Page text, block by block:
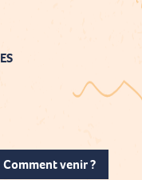
Comment venir ?